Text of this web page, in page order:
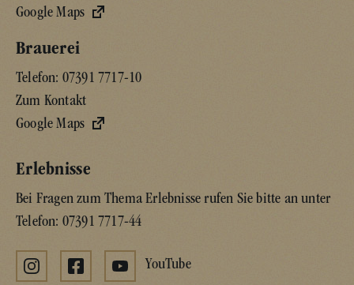
Google Maps
Brauerei
Telefon: 07391 7717-10
Zum Kontakt
Google Maps
Erlebnisse
Bei Fragen zum Thema Erlebnisse rufen Sie bitte an unter
Telefon: 07391 7717-44
YouTube